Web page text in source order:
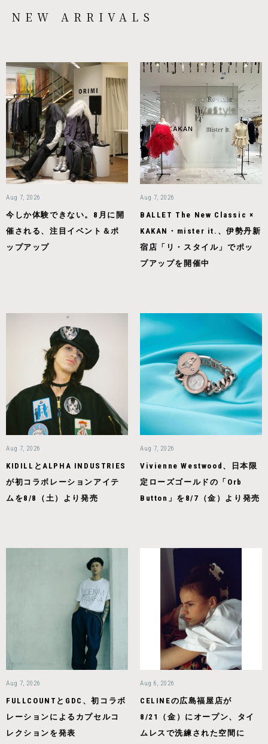
NEW ARRIVALS
Aug 7, 2026
今しか体験できない。8月に開
催される、注目イベント＆ポ
ップアップ
Aug 7, 2026
BALLET The New Classic ×
KAKAN・mister it.、伊勢丹新
宿店「リ・スタイル」でポッ
プアップを開催中
Aug 7, 2026
KIDILLとALPHA INDUSTRIES
が初コラボレーションアイテ
ムを8/8（土）より発売
Aug 7, 2026
Vivienne Westwood、日本限
定ローズゴールドの「Orb
Button」を8/7（金）より発売
Aug 7, 2026
FULLCOUNTとGDC、初コラボ
レーションによるカプセルコ
レクションを発表
Aug 6, 2026
CELINEの広島福屋店が
8/21（金）にオープン、タイ
ムレスで洗練された空間に